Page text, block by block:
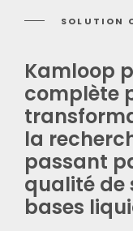
English
SOLUTION
Kamloop
complète
la
passant
qualité de
bases